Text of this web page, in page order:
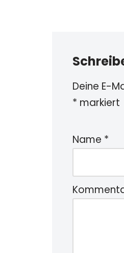
Deine E-
* markiert
Name *